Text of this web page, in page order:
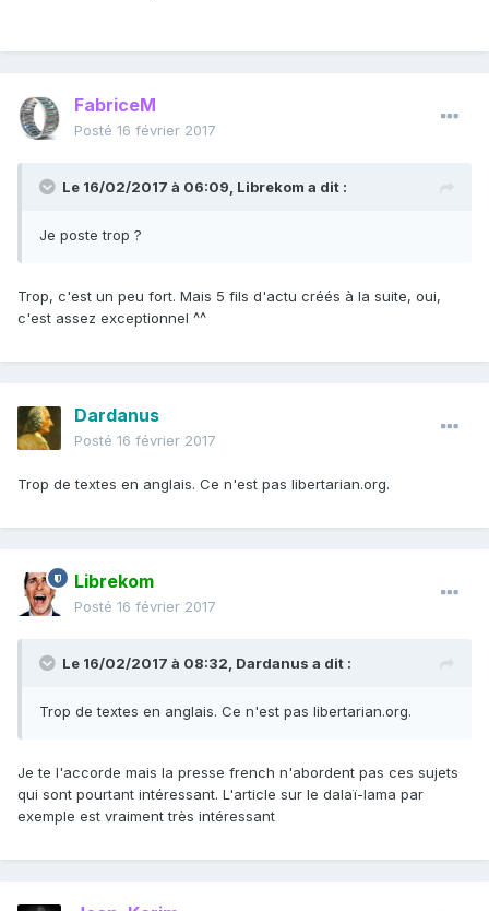
smog issues.
first sale since May. In total, Toyota sold 76 Priuses
in China last year, compared with about 700 in
Bloomberg Intelligence.
look very good,” said Steve Man, an automobile
and industrial sector analyst with Bloomberg
Intelligence in Hong Kong.
own and doesn’t fit into any familiar categories for
consumers in China. As a result, its sales have been
undercut by Toyota’s far more popular Corolla and
Camry models, which have a reputation for being
high-quality vehicles among consumers there, he
and toward more spacious sport utility
vehicles hasn’t helped either.
models in China, so a lot of the Chinese can relate
FabriceM
Posté 16 février 2017
Le 16/02/2017 à 06:09, Librekom a dit :
Je poste trop ?
Trop, c'est un peu fort. Mais 5 fils d'actu créés à la suite, oui,
c'est assez exceptionnel ^^
Dardanus
Posté 16 février 2017
Trop de textes en anglais. Ce n'est pas libertarian.org.
Librekom
Posté 16 février 2017
Le 16/02/2017 à 08:32, Dardanus a dit :
Trop de textes en anglais. Ce n'est pas libertarian.org.
Je te l'accorde mais la presse french n'abordent pas ces sujets
qui sont pourtant intéressant. L'article sur le dalaï-lama par
exemple est vraiment très intéressant